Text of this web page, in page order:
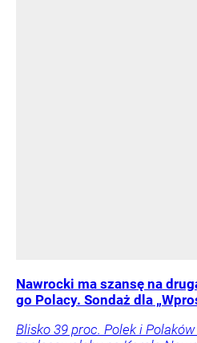
Nawrocki ma szansę na
go Polacy. Sondaż dla
Blisko 39 proc. Polek i